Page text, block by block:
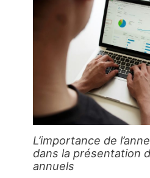
L’importance de
dans la présentation
annuels